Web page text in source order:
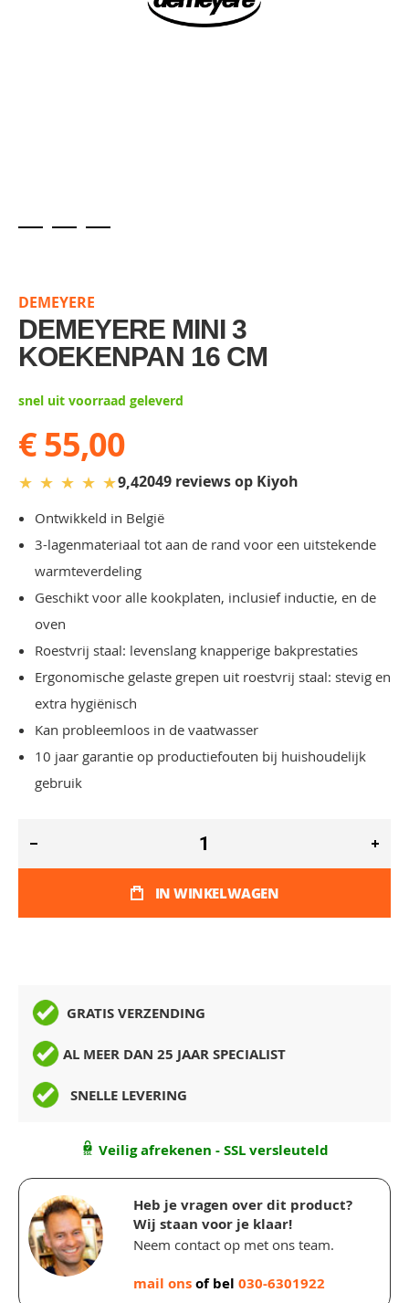
beginning
of
the
images
DEMEYERE
DEMEYERE MINI 3
KOEKENPAN 16 CM
snel uit voorraad geleverd
€ 55,00
★ ★ ★ ★ ★9,42049 reviews op Kiyoh
Ontwikkeld in België
3-lagenmateriaal tot aan de rand voor een uitstekende
warmteverdeling
Geschikt voor alle kookplaten, inclusief inductie, en de
oven
Roestvrij staal: levenslang knapperige bakprestaties
Ergonomische gelaste grepen uit roestvrij staal: stevig en
extra hygiënisch
Kan probleemloos in de vaatwasser
10 jaar garantie op productiefouten bij huishoudelijk
gebruik
IN WINKELWAGEN
GRATIS VERZENDING
AL MEER DAN 25 JAAR SPECIALIST
SNELLE LEVERING
Veilig afrekenen - SSL versleuteld
Heb je vragen over dit product?
Wij staan voor je klaar!
Neem contact op met ons team.
mail onsof bel 030-6301922